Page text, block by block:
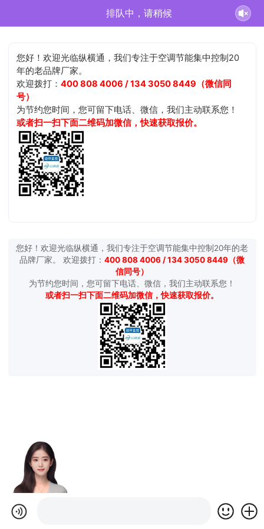
排队中，请稍候
您好！欢迎光临纵横通，我们专注于空调节能集中控制20
年的老品牌厂家。
欢迎拨打：400 808 4006 / 134 3050 8449（微信同
号）
为节约您时间，您可留下电话、微信，我们主动联系您！
或者扫一扫下面二维码加微信，快速获取报价。
您好！欢迎光临纵横通，我们专注于空调节能集中控制20年的老
品牌厂家。 欢迎拨打： 400 808 4006 / 134 3050 8449（微
信同号）
为节约您时间，您可留下电话、微信，我们主动联系您！
或者扫一扫下面二维码加微信，快速获取报价。